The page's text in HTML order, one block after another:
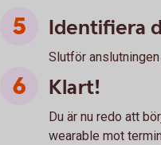
Identifiera
Slutför
Klart!
Du är nu redo att
wearable mot